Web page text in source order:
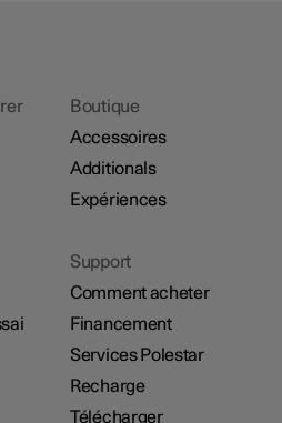
Boutique
Accessoires
Additionals
Expériences
Support
Comment acheter
Financement
Services Polestar
Recharge
Télécharger